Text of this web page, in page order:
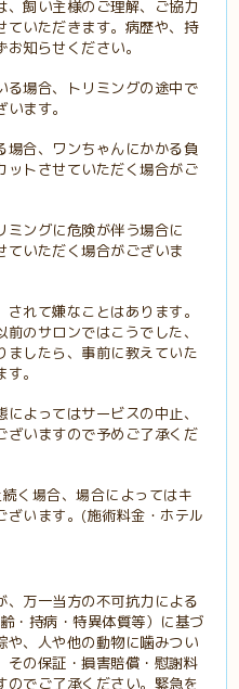
、飼い主様のご理解、ご協力
ていただきます。病歴や、持
知らせください。
る場合、トリミングの途中で
ます。
場合、ワンちゃんにかかる負
ットさせていただく場合がご
ミングに危険が伴う場合に
ていただく場合がございま
れて嫌なことはあります。
のサロンではこうでした、
ましたら、事前に教えていた
。
よってはサービスの中止、
ざいますので予めご了承くだ
く場合、場合によってはキ
ざいます。(施術料金・ホテル
、万一当方の不可抗力による
・持病・特異体質等）に基づ
や、人や他の動物に噛みつい
その保証・損害賠償・慰謝料
のでご了承ください。緊急を